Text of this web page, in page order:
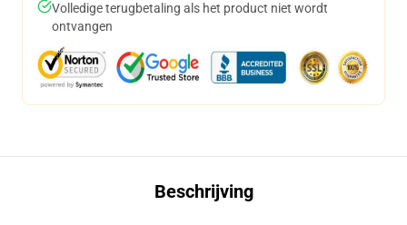
Volledige terugbetaling als het product niet wordt
ontvangen
Beschrijving